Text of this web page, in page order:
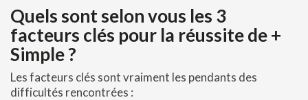
Quels sont selon vous les 3
facteurs clés pour la réussite de +
Simple ?
Les facteurs clés sont vraiment les pendants des
difficultés rencontrées :